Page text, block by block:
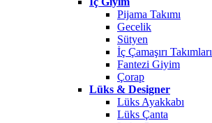
Pijama Takımı
Gecelik
Sütyen
İç Çamaşırı Takımları
Fantezi Giyim
Çorap
Lüks & Designer
Lüks Ayakkabı
Lüks Çanta